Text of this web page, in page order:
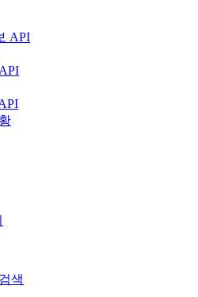
API
색